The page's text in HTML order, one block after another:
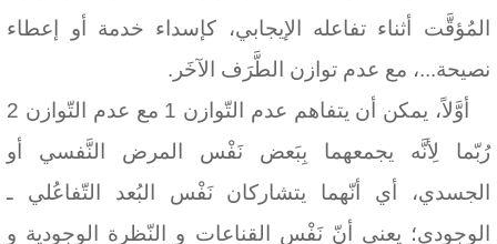
المُؤقَّت أثناء تفاعله الإيجابي، كإسداء خدمة أو إعطاء
نصيحة...، مع عدم توازن الطَّرَف الآخَر.
أوَّلاً، يمكن أن يتفاهم عدم التّوازن 1 مع عدم التّوازن 2
رُبّما لِأنَّه يجمعهما بِبَعض نَفْس المرض النَّفسي أو
الجسدي، أي أنّهما يتشاركان نَفْس البُعد التّفاعُلي ـ
الوجودي؛ يعني أنّ نَفْس القناعات و النّظرة الوجودية و